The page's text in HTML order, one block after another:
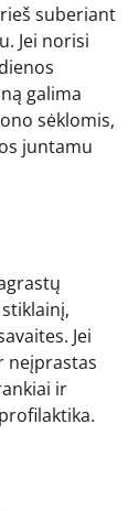
suberiant
Jei norisi
galima
sėklomis,
juntamu
Jei
neįprastas
ir